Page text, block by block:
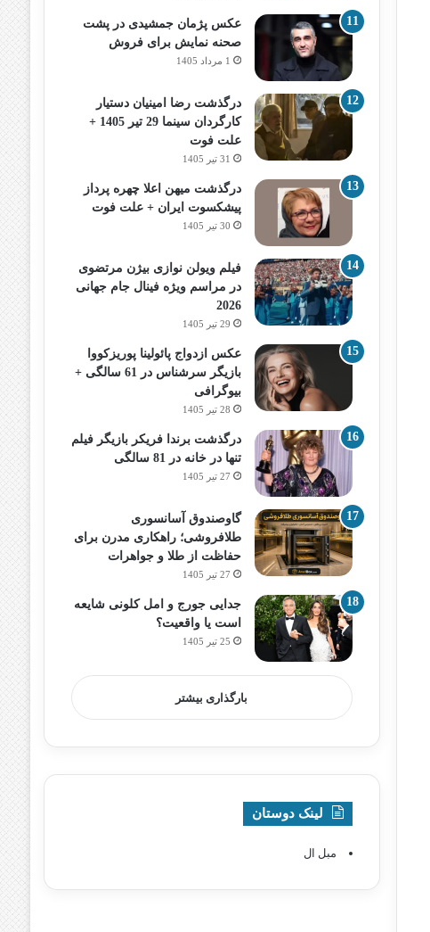
عکس پژمان جمشیدی در پشت
صحنه نمایش برای فروش
1 مرداد 1405
درگذشت رضا امینیان دستیار
کارگردان سینما 29 تیر 1405 +
علت فوت
31 تیر 1405
درگذشت میهن اعلا چهره پرداز
پیشکسوت ایران + علت فوت
30 تیر 1405
فیلم ویولن نوازی بیژن مرتضوی
در مراسم ویژه فینال جام جهانی
2026
29 تیر 1405
عکس ازدواج پائولینا پوریزکووا
بازیگر سرشناس در 61 سالگی +
بیوگرافی
28 تیر 1405
درگذشت برندا فریکر بازیگر فیلم
تنها در خانه در 81 سالگی
27 تیر 1405
گاوصندوق آسانسوری
طلافروشی؛ راهکاری مدرن برای
حفاظت از طلا و جواهرات
27 تیر 1405
جدایی جورج و امل کلونی شایعه
است یا واقعیت؟
25 تیر 1405
بارگذاری بیشتر
لینک دوستان
مبل ال